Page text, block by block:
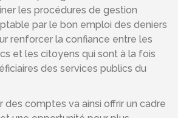
les procédures de gestion
par le bon emploi des deniers
renforcer la confiance entre les
et les citoyens qui sont à la fois
des services publics du
des comptes va ainsi offrir un cadre